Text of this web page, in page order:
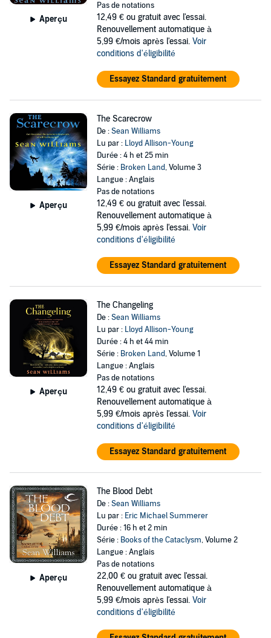
Aperçu
Pas de notations
12,49 € ou gratuit avec l'essai.
Renouvellement automatique à
5,99 €/mois après l'essai. Voir
conditions d'éligibilité
Essayez Standard gratuitement
Aperçu
The Scarecrow
De :Sean Williams
Lu par : Lloyd Allison-Young
Durée : 4 h et 25 min
Série : Broken Land, Volume 3
Langue : Anglais
Pas de notations
12,49 € ou gratuit avec l'essai.
Renouvellement automatique à
5,99 €/mois après l'essai. Voir
conditions d'éligibilité
Essayez Standard gratuitement
Aperçu
The Changeling
De :Sean Williams
Lu par : Lloyd Allison-Young
Durée : 4 h et 44 min
Série : Broken Land, Volume 1
Langue : Anglais
Pas de notations
12,49 € ou gratuit avec l'essai.
Renouvellement automatique à
5,99 €/mois après l'essai. Voir
conditions d'éligibilité
Essayez Standard gratuitement
Aperçu
The Blood Debt
De :Sean Williams
Lu par : Eric Michael Summerer
Durée : 16 h et 2 min
Série : Books of the Cataclysm, Volume 2
Langue : Anglais
Pas de notations
22,00 € ou gratuit avec l'essai.
Renouvellement automatique à
5,99 €/mois après l'essai. Voir
conditions d'éligibilité